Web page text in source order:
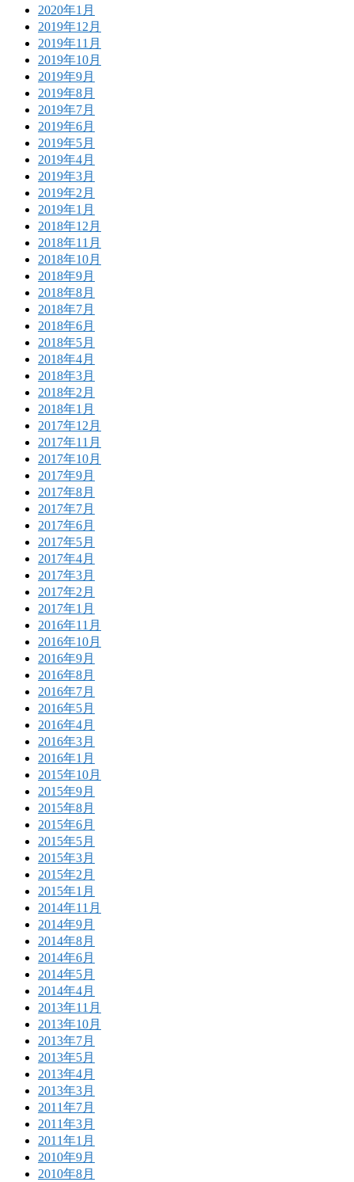
2020年1月
2019年12月
2019年11月
2019年10月
2019年9月
2019年8月
2019年7月
2019年6月
2019年5月
2019年4月
2019年3月
2019年2月
2019年1月
2018年12月
2018年11月
2018年10月
2018年9月
2018年8月
2018年7月
2018年6月
2018年5月
2018年4月
2018年3月
2018年2月
2018年1月
2017年12月
2017年11月
2017年10月
2017年9月
2017年8月
2017年7月
2017年6月
2017年5月
2017年4月
2017年3月
2017年2月
2017年1月
2016年11月
2016年10月
2016年9月
2016年8月
2016年7月
2016年5月
2016年4月
2016年3月
2016年1月
2015年10月
2015年9月
2015年8月
2015年6月
2015年5月
2015年3月
2015年2月
2015年1月
2014年11月
2014年9月
2014年8月
2014年6月
2014年5月
2014年4月
2013年11月
2013年10月
2013年7月
2013年5月
2013年4月
2013年3月
2011年7月
2011年3月
2011年1月
2010年9月
2010年8月